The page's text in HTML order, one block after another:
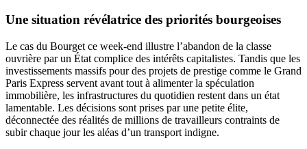
Une situation révélatrice des priorités bourgeoises
Le cas du Bourget ce week-end illustre l’abandon de la classe
ouvrière par un État complice des intérêts capitalistes. Tandis que les
investissements massifs pour des projets de prestige comme le Grand
Paris Express servent avant tout à alimenter la spéculation
immobilière, les infrastructures du quotidien restent dans un état
lamentable. Les décisions sont prises par une petite élite,
déconnectée des réalités de millions de travailleurs contraints de
subir chaque jour les aléas d’un transport indigne.